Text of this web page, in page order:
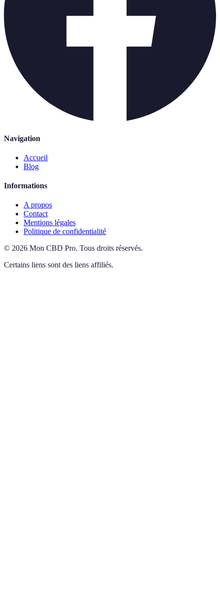
Navigation
Accueil
Blog
Informations
A propos
Contact
Mentions légales
Politique de confidentialité
© 2026 Mon CBD Pro. Tous droits réservés.
Certains liens sont des liens affiliés.